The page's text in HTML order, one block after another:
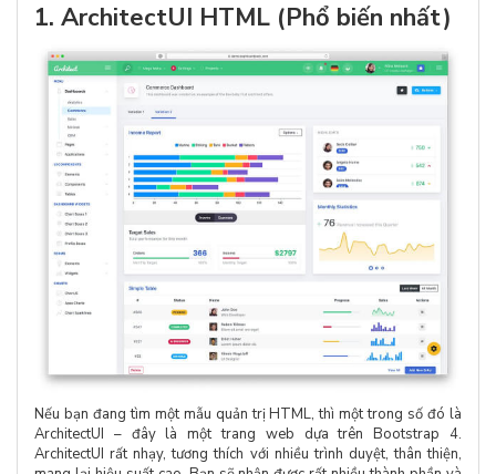
1. ArchitectUI HTML (Phổ biến nhất)
Nếu bạn đang tìm một mẫu quản trị HTML, thì một trong số đó là
ArchitectUI – đây là một trang web dựa trên Bootstrap 4.
ArchitectUI rất nhạy, tương thích với nhiều trình duyệt, thân thiện,